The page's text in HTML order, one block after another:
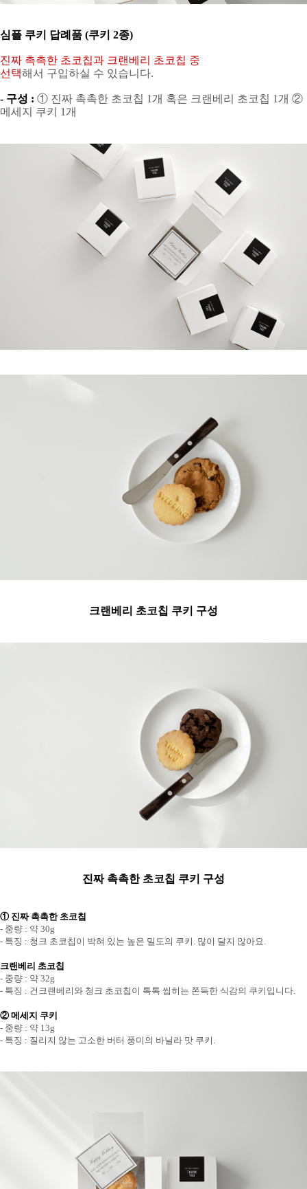
심플 쿠키 답례품 (쿠키 2종)
진짜 촉촉한 초코칩과 크랜베리 초코칩 중
선택해서 구입하실 수 있습니다.
- 구성 : ① 진짜 촉촉한 초코칩 1개 혹은 크랜베리 초코칩 1개 ②
메세지 쿠키 1개
크랜베리 초코칩 쿠키 구성
진짜 촉촉한 초코칩 쿠키 구성
① 진짜 촉촉한 초코칩
- 중량 : 약 30g
- 특징 : 청크 초코칩이 박혀 있는 높은 밀도의 쿠키. 많이 달지 않아요.
크랜베리 초코칩
- 중량 : 약 32g
- 특징 : 건크랜베리와 청크 초코칩이 톡톡 씹히는 쫀득한 식감의 쿠키입니다.
② 메세지 쿠키
- 중량 : 약 13g
- 특징 : 질리지 않는 고소한 버터 풍미의 바닐라 맛 쿠키.